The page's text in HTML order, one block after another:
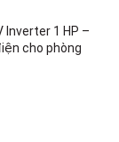
Inverter 1 HP –
cho phòng